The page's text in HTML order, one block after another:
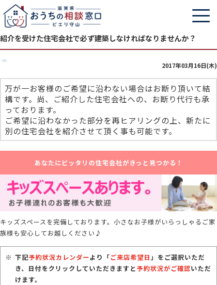
紹介を受けた住宅会社で必ず建築しなければなりませんか？
2017年03月16日(木)
万が一お客様のご希望に沿わない場合はお断り頂いて結
構です。尚、ご紹介した住宅会社への、お断り代行も承
っております。
ご希望に沿わなかった部分を再ヒアリングの上、新たに
別の住宅会社を紹介させて頂く事も可能です。
あなたにピッタリの住宅会社がきっと見つかる！
キッズスペースを完備しております。小さなお子様がいらっしゃるご家
族様も安心してお越しください♪
下記予約状況カレンダーより「ご来店希望日」をご選択いただ
き、日付をクリックしていただきますと予約状況がご確認いただ
けます。